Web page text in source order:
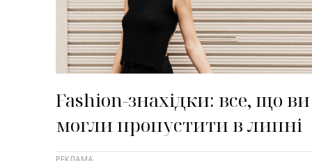
Fashion-знахідки: все, що ви
могли пропустити в липні